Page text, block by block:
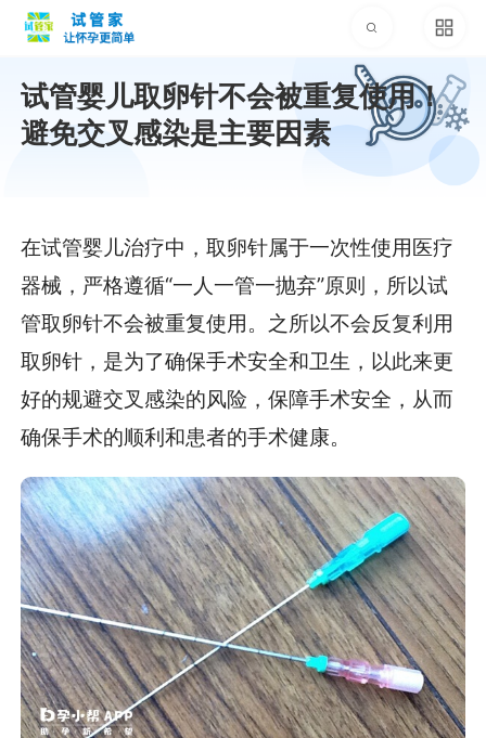
试管婴儿取卵针不会被重复使用！
避免交叉感染是主要因素
在试管婴儿治疗中，取卵针属于一次性使用医疗
器械，严格遵循“一人一管一抛弃”原则，所以试
管取卵针不会被重复使用。之所以不会反复利用
取卵针，是为了确保手术安全和卫生，以此来更
好的规避交叉感染的风险，保障手术安全，从而
确保手术的顺利和患者的手术健康。